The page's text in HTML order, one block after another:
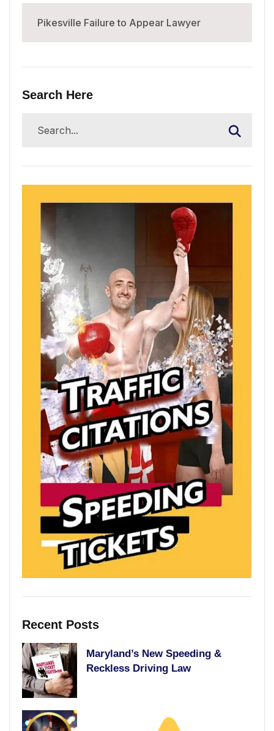
Pikesville Failure to Appear Lawyer
Search Here
Recent Posts
Maryland’s New Speeding &
Reckless Driving Law